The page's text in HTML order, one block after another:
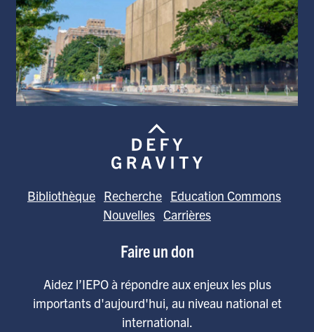
Bibliothèque Recherche Education Commons
Nouvelles Carrières
Faire un don
Aidez l’IEPO à répondre aux enjeux les plus
importants d'aujourd'hui, au niveau national et
international.